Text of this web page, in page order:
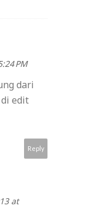
PM
dari
edit
Reply
at